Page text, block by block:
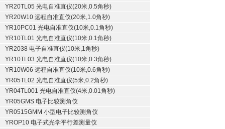
YR20TL05 光电自准直仪(20米,0.5角秒)
YR20W10 远程自准直仪(20米,1.0角秒)
YR10PC01 光电自准直仪(10米,0.1角秒)
YR10TL01 光电自准直仪(10米,0.1角秒)
YR2038 电子自准直仪(10米,1角秒)
YR10TL03 光电自准直仪(10米,0.3角秒)
YR10W06 远程自准直仪(10米,0.6角秒)
YR05TL02 光电自准直仪(5米,0.2角秒)
YR04TL001 光电自准直仪(4米,0.01角秒)
YR05GMS 电子比较测角仪
YR0515GMM 小型电子比较测角仪
YROP10 电子式光学平行差测量仪